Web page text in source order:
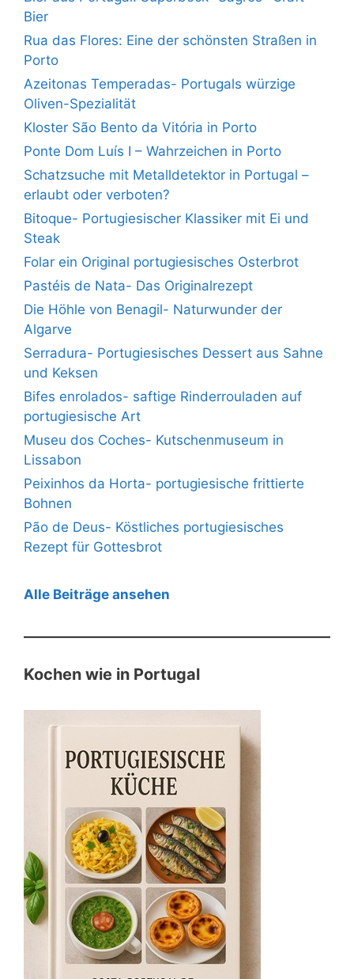
Bier
Rua das Flores: Eine der schönsten Straßen in
Porto
Azeitonas Temperadas- Portugals würzige
Oliven-Spezialität
Kloster São Bento da Vitória in Porto
Ponte Dom Luís I – Wahrzeichen in Porto
Schatzsuche mit Metalldetektor in Portugal –
erlaubt oder verboten?
Bitoque- Portugiesischer Klassiker mit Ei und
Steak
Folar ein Original portugiesisches Osterbrot
Pastéis de Nata- Das Originalrezept
Die Höhle von Benagil- Naturwunder der
Algarve
Serradura- Portugiesisches Dessert aus Sahne
und Keksen
Bifes enrolados- saftige Rinderrouladen auf
portugiesische Art
Museu dos Coches- Kutschenmuseum in
Lissabon
Peixinhos da Horta- portugiesische frittierte
Bohnen
Pão de Deus- Köstliches portugiesisches
Rezept für Gottesbrot
Alle Beiträge ansehen
Kochen wie in Portugal